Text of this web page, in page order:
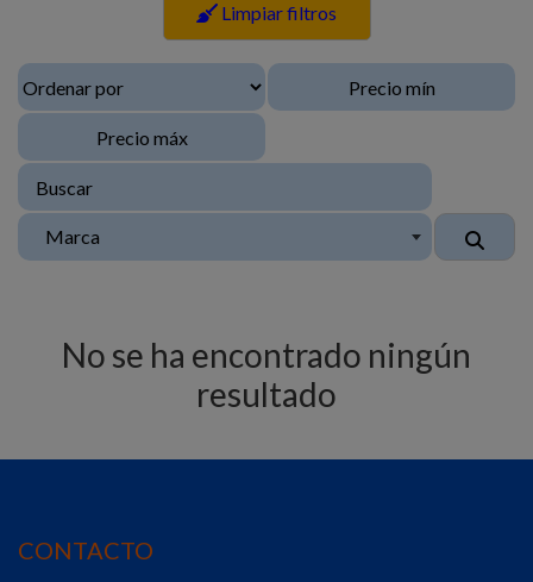
Limpiar filtros
Marca
No se ha encontrado ningún
resultado
CONTACTO